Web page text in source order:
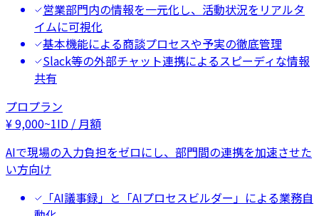
営業部門内の情報を一元化し、活動状況をリアルタ
イムに可視化
基本機能による商談プロセスや予実の徹底管理
Slack等の外部チャット連携によるスピーディな情報
共有
プロプラン
¥9,000~1ID / 月額
AIで現場の入力負担をゼロにし、部門間の連携を加速させた
い方向け
「AI議事録」と「AIプロセスビルダー」による業務自